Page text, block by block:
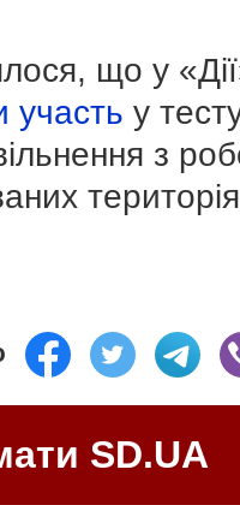
що у
участь у
з
SD.UA